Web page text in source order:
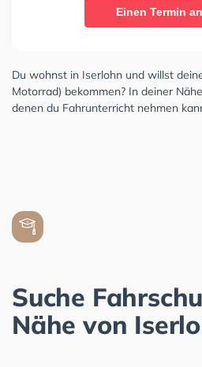
Einen Termin
Du wohnst in Iserlohn und willst
Motorrad) bekommen? In deiner
denen du Fahrunterricht nehmen
Suche
Nähe von